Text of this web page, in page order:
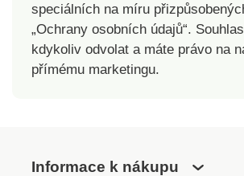
speciálních na míru
„Ochrany osobních údajů“.
kdykoliv odvolat a máte právo na
přímému marketingu.
Informace k nákupu